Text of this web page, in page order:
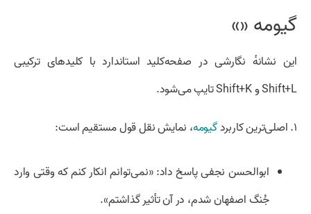
گیومه «»
این نشانهٔ نگارشی در صفحه‌کلید استاندارد با کلیدهای ترکیبی
Shift+L و Shift+K تایپ می‌شود.
۱. اصلی‌ترین کاربرد گیومه، نمایش نقل قول مستقیم است:
ابوالحسن نجفی پاسخ داد: «نمی‌توانم انکار کنم که وقتی وارد
جُنگ اصفهان شدم، در آن تأثیر گذاشتم».